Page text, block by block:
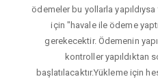
ödemeler bu yollarla
için "havale ile ödeme
gerekecektir. Ödemenin
kontroller yapıldıktan
başlatılacaktır.Yükleme için